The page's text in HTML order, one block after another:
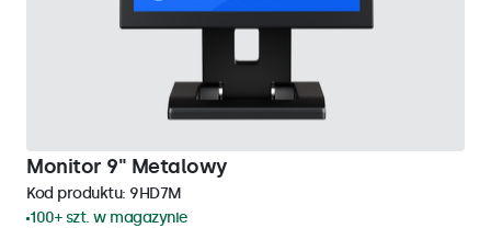
Monitor 9" Metalowy
Kod produktu: 9HD7M
100+ szt. w magazynie